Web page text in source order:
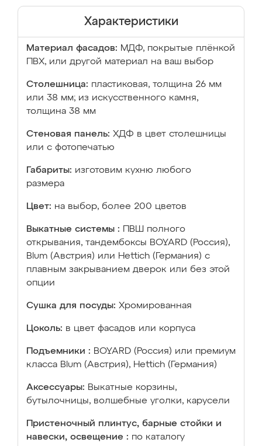
Характеристики
Материал фасадов: МДФ, покрытые плёнкой
ПВХ, или другой материал на ваш выбор
Столешница: пластиковая, толщина 26 мм
или 38 мм; из искусственного камня,
толщина 38 мм
Стеновая панель: ХДФ в цвет столешницы
или с фотопечатью
Габариты: изготовим кухню любого
размера
Цвет: на выбор, более 200 цветов
Выкатные системы :
ПВШ полного
открывания, тандембоксы BOYARD (Россия),
Blum (Австрия) или Hettich (Германия) с
плавным закрыванием дверок или без этой
опции
Сушка для посуды: Хромированная
Цоколь: в цвет фасадов или корпуса
Подъемники : BOYARD (Россия) или премиум
класса Blum (Австрия), Hettich (Германия)
Аксессуары: Выкатные корзины,
бутылочницы, волшебные уголки, карусели
Пристеночный плинтус, барные стойки и
навески, освещение : по каталогу